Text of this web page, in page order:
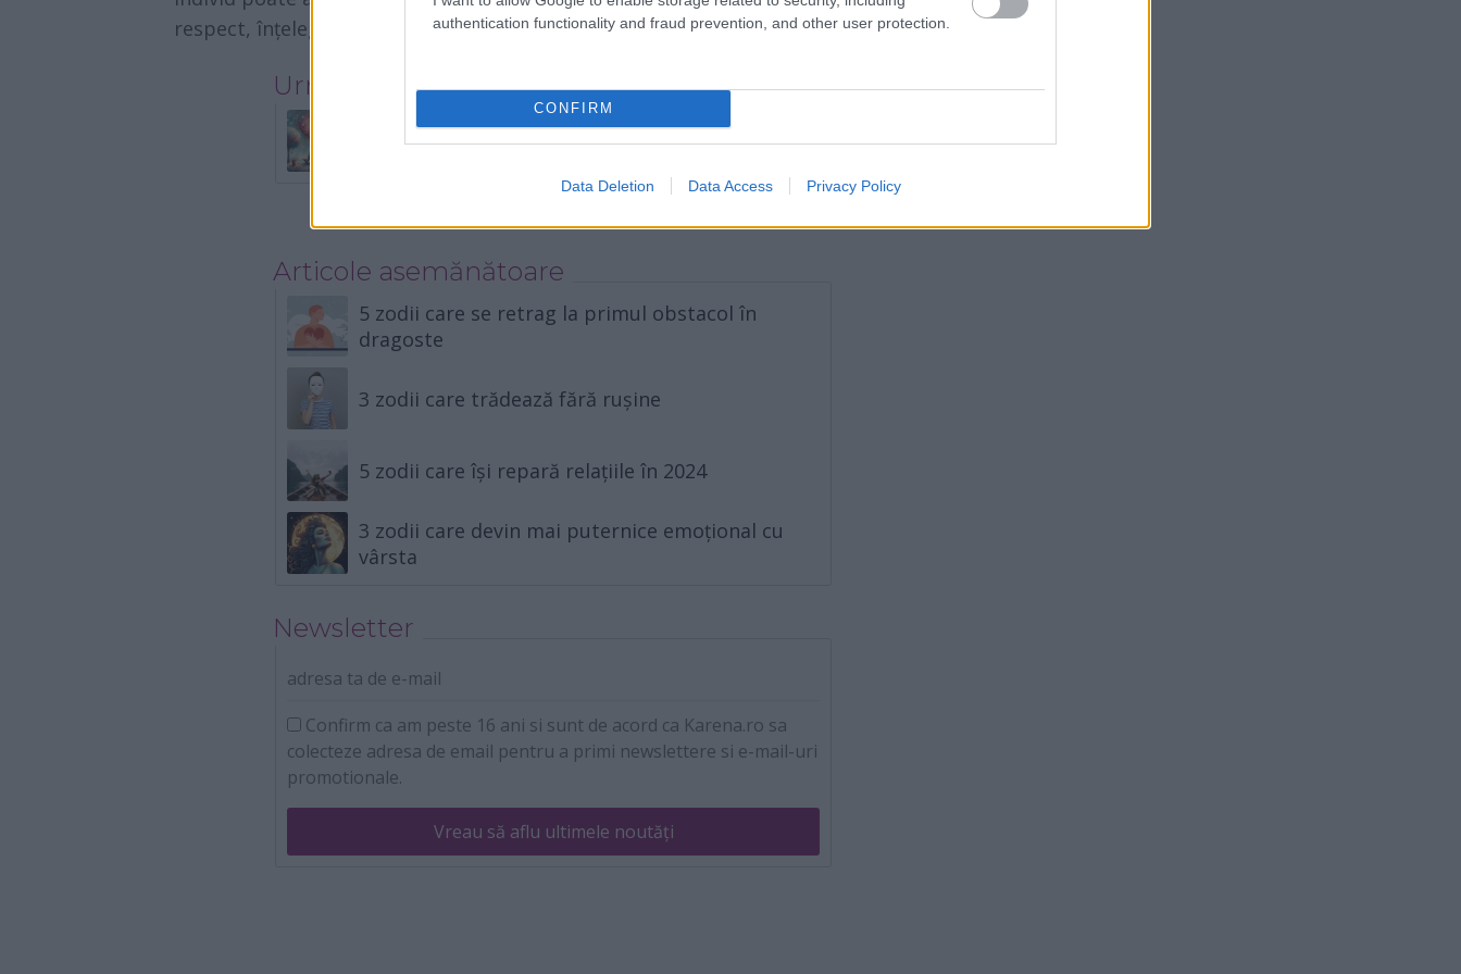
authentication functionality and fraud prevention, and other user protection.
CONFIRM
Data Deletion Data Access Privacy Policy
respect, înțelegere și dragoste.
Urmatorul articol
4 zodii care vor fi rasplătite cu iubire în
Articole asemănătoare
5 zodii care se retrag la primul obstacol în
dragoste
3 zodii care trădează fără rușine
5 zodii care își repară relațiile în 2024
3 zodii care devin mai puternice emoțional cu
vârsta
Newsletter
adresa ta de e-mail
Confirm ca am peste 16 ani si sunt de acord ca Karena.ro sa
colecteze adresa de email pentru a primi newslettere si e-mail-uri
promotionale.
Vreau să aflu ultimele noutăți